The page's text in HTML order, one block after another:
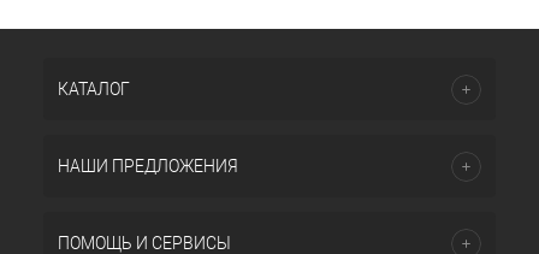
КАТАЛОГ
НАШИ ПРЕДЛОЖЕНИЯ
ПОМОЩЬ И СЕРВИСЫ